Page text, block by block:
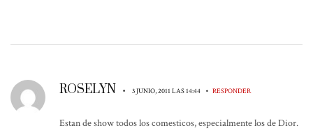
ROSELYN • 3 JUNIO, 2011 LAS 14:44 • RESPONDER
Estan de show todos los comesticos, especialmente los de Dior.